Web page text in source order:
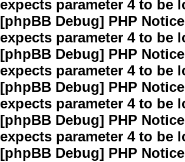
expects parameter 4 to be
[phpBB Debug] PHP Notice
expects parameter 4 to be
[phpBB Debug] PHP Notice
expects parameter 4 to be
[phpBB Debug] PHP Notice
expects parameter 4 to be
[phpBB Debug] PHP Notice
expects parameter 4 to be
[phpBB Debug] PHP Notice